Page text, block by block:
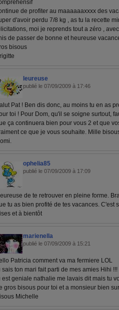
de profiter au maaaaaaxxxx des
d'avoir perdu 7/8 kg , as tu la recette
moi je reprends tout a zéro ,
de passer de bonne et heureuse
bisous
leureuse
publié le 07/09/2009 à 17:46
Pat ! Ben dis donc, au moins tu en as
toi ! Pour Dom, qu'il se soigne surtout,
ça continuera bien pour vous 2 et que
ce que je vous souhaite. Mille
ophelia85
publié le 07/09/2009 à 17:09
de te retrouver en pleine forme.
tu as bien profité de tes vacances. C'est
et à bientôt
marienella
publié le 07/09/2009 à 15:21
Patricia comment va ma fermiere LOL
sais ton mari fait parti de mes amies Hihi !!!
est geniale nathalie me lavais dit mais tu
gros bisous pour toi et a monsieur bien
Michelle